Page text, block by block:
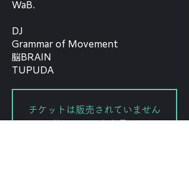
WaB.
DJ
Grammar of Movement
脳BRAIN
TUPUDA
チケットは販売されていません